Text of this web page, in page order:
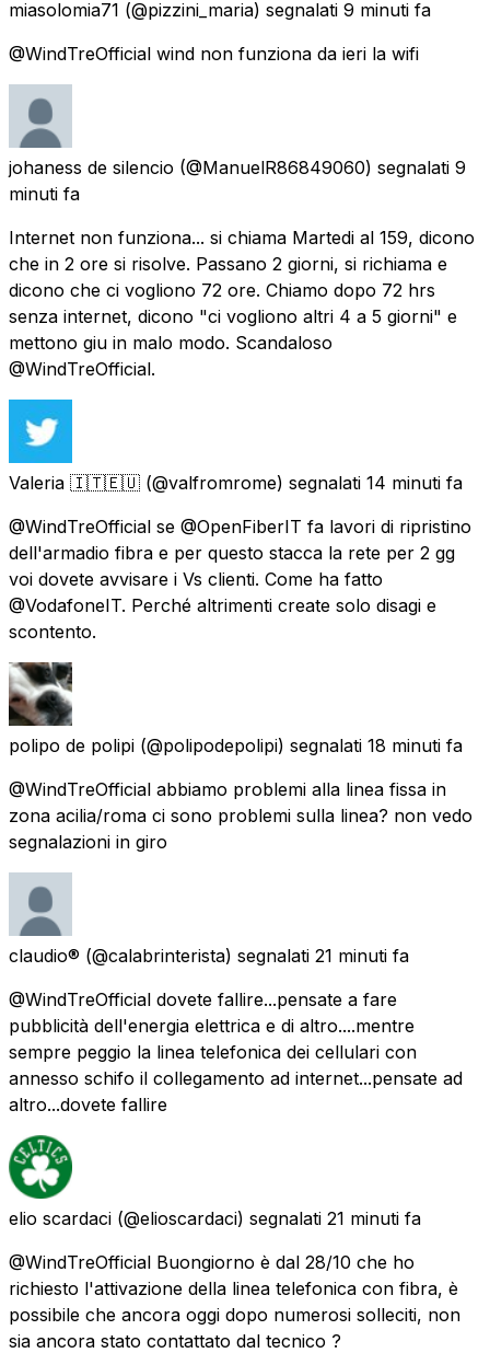
miasolomia71 (@pizzini_maria) segnalati 9 minuti fa
@WindTreOfficial wind non funziona da ieri la wifi
johaness de silencio (@ManuelR86849060) segnalati 9
minuti fa
Internet non funziona... si chiama Martedi al 159, dicono
che in 2 ore si risolve. Passano 2 giorni, si richiama e
dicono che ci vogliono 72 ore. Chiamo dopo 72 hrs
senza internet, dicono "ci vogliono altri 4 a 5 giorni" e
mettono giu in malo modo. Scandaloso
@WindTreOfficial.
Valeria 🇮🇹🇪🇺 (@valfromrome) segnalati 14 minuti fa
@WindTreOfficial se @OpenFiberIT fa lavori di ripristino
dell'armadio fibra e per questo stacca la rete per 2 gg
voi dovete avvisare i Vs clienti. Come ha fatto
@VodafoneIT. Perché altrimenti create solo disagi e
scontento.
polipo de polipi (@polipodepolipi) segnalati 18 minuti fa
@WindTreOfficial abbiamo problemi alla linea fissa in
zona acilia/roma ci sono problemi sulla linea? non vedo
segnalazioni in giro
claudio® (@calabrinterista) segnalati 21 minuti fa
@WindTreOfficial dovete fallire...pensate a fare
pubblicità dell'energia elettrica e di altro....mentre
sempre peggio la linea telefonica dei cellulari con
annesso schifo il collegamento ad internet...pensate ad
altro...dovete fallire
elio scardaci (@elioscardaci) segnalati 21 minuti fa
@WindTreOfficial Buongiorno è dal 28/10 che ho
richiesto l'attivazione della linea telefonica con fibra, è
possibile che ancora oggi dopo numerosi solleciti, non
sia ancora stato contattato dal tecnico ?